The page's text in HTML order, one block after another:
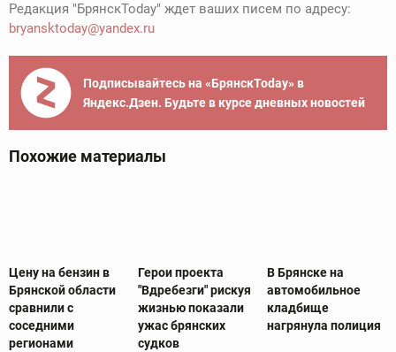
Редакция "БрянскToday" ждет ваших писем по адресу:
bryansktoday@yandex.ru
Подписывайтесь на «БрянскToday» в
Яндекс.Дзен. Будьте в курсе дневных новостей
Похожие материалы
Цену на бензин в
Брянской области
сравнили с
соседними
регионами
Герои проекта
"Вдребезги" рискуя
жизнью показали
ужас брянских
судков
В Брянске на
автомобильное
кладбище
нагрянула полиция